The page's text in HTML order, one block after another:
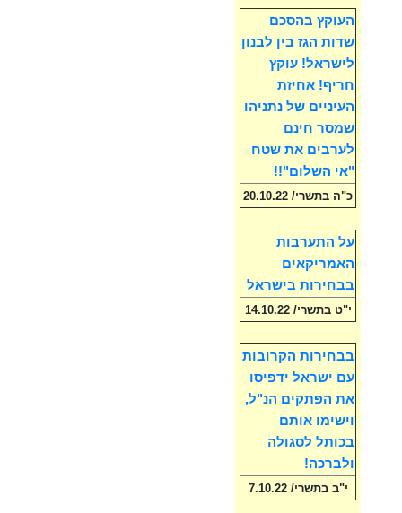
העוקץ בהסכם
שדות הגז בין לבנון
לישראל! עוקץ
חריף! אחיזת
העיניים של נתניהו
שמסר חינם
לערבים את שטח
"אי השלום"!!
כ"ה בתשרי/ 20.10.22
על התערבות
האמריקאים
בבחירות בישראל
י"ט בתשרי/ 14.10.22
בבחירות הקרובות
עם ישראל ידפיסו
את הפתקים הנ"ל,
וישימו אותם
בכותל לסגולה
ולברכה!
י"ב בתשרי/ 7.10.22